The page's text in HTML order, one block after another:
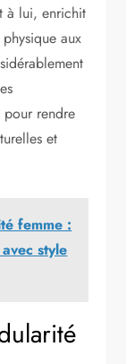
à lui, enrichit
aux
pour rendre
et
femme :
style